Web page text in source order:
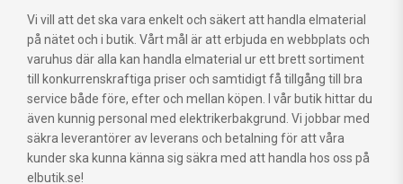
Vi vill att det ska vara enkelt och säkert att handla elmaterial
på nätet och i butik. Vårt mål är att erbjuda en webbplats och
varuhus där alla kan handla elmaterial ur ett brett sortiment
till konkurrenskraftiga priser och samtidigt få tillgång till bra
service både före, efter och mellan köpen. I vår butik hittar du
även kunnig personal med elektrikerbakgrund. Vi jobbar med
säkra leverantörer av leverans och betalning för att våra
kunder ska kunna känna sig säkra med att handla hos oss på
elbutik.se!